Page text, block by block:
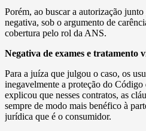
Porém, ao buscar a autorização
negativa, sob o argumento de
cobertura pelo rol da ANS.
Negativa de exames e tratamento
Para a juíza que julgou o caso, os
inegavelmente a proteção do
explicou que nesses contratos, as
sempre de modo mais benéfico à
jurídica que é o consumidor.